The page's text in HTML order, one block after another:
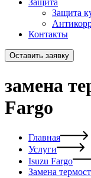
Защита
Защита
Контакты
Оставить заявку
замена
Fargo
Главная
Услуги
Isuzu Fargo
Замена